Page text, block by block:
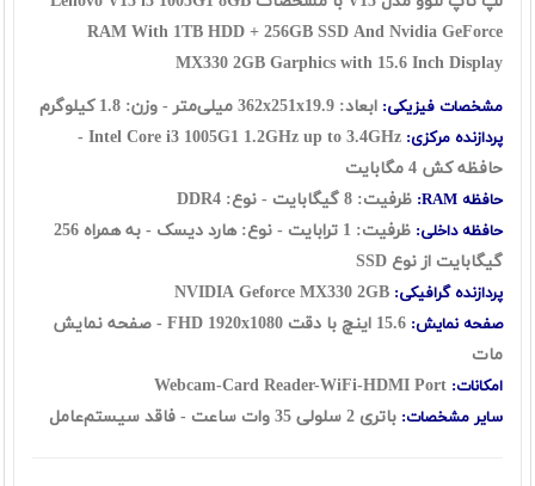
RAM With 1TB HDD + 256GB SSD And Nvidia GeForce
MX330 2GB Garphics with 15.6 Inch Display
مشخصات فیزیکی: ابعاد: 362x251x19.9 میلی‌متر - وزن: 1.8 کیلوگرم
پردازنده مرکزی: Intel Core i3 1005G1
1.2GHz up to 3.4GHz -
حافظه کش 4 مگابایت
حافظه RAM: ظرفیت: 8 گيگابايت - نوع: DDR4
حافظه داخلی:
ظرفیت: 1 ترابايت - نوع: هارد ديسک - به همراه 256
گیگابایت از نوع SSD
پردازنده گرافیکی: NVIDIA Geforce MX330 2GB
صفحه نمایش:
15.6 اينچ با دقت FHD 1920x1080 - صفحه نمایش
مات
امکانات:
سایر مشخصات: باتری 2 سلولی 35 وات ساعت - فاقد سيستم‌عامل